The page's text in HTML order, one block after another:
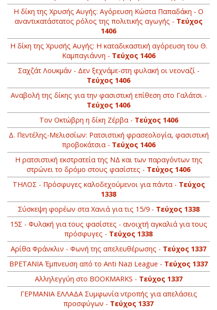
Η δίκη της Χρυσής Αυγής: Αγόρευση Κώστα Παπαδάκη - Ο
αναντικατάστατος ρόλος της πολιτικής αγωγής - Τεύχος
1406
Η δίκη της Χρυσής Αυγής: H καταδικαστική αγόρευση του Θ.
Καμπαγιάννη - Τεύχος 1406
Σαχζάτ Λουκμάν - Δεν ξεχνάμε-στη φυλακή οι νεοναζί -
Τεύχος 1406
Αναβολή της δίκης για την φασιστική επίθεση στο Γαλάτσι -
Τεύχος 1406
Τον Οκτώβρη η δίκη Ζέρβα - Τεύχος 1406
Δ. Πεντέλης-Μελισσίων: Ρατσιστική φρασεολογία, φασιστική
προβοκάτσια - Τεύχος 1406
Η ρατσιστική εκστρατεία της ΝΔ και των παραγόντων της
στρώνει το δρόμο στους φασίστες - Τεύχος 1406
ΤΗΛΟΣ - Πρόσφυγες καλοδεχούμενοι για πάντα - Τεύχος
1338
Σύσκεψη φορέων στα Χανιά για τις 15/9 - Τεύχος 1338
15Σ - Φυλακή για τους φασίστες - ανοιχτή αγκαλιά για τους
πρόσφυγες - Τεύχος 1338
Αρίθα Φράνκλιν - Φωνή της απελευθέρωσης - Τεύχος 1337
BΡETANIA Έμπνευση από το Anti Nazi League - Τεύχος 1337
Αλληλεγγύη στο ΒOOKMARKS - Τεύχος 1337
ΓΕΡΜΑΝΙΑ ΕΛΛΑΔΑ Συμφωνία ντροπής για απελάσεις
προσφύγων - Τεύχος 1337